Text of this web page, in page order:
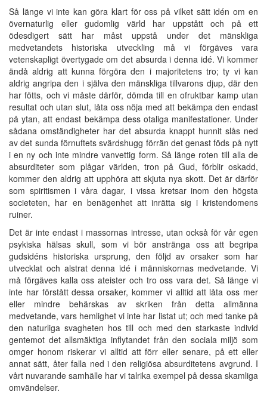
Så länge vi inte kan göra klart för oss på vilket sätt idén om en
övernaturlig eller gudomlig värld har uppstått och på ett
ödesdigert sätt har måst uppstå under det mänskliga
medvetandets historiska utveckling må vi förgäves vara
vetenskapligt övertygade om det absurda i denna idé. Vi kommer
ändå aldrig att kunna förgöra den i majoritetens tro; ty vi kan
aldrig angripa den i själva den mänskliga tillvarons djup, där den
har fötts, och vi måste därför, dömda till en ofruktbar kamp utan
resultat och utan slut, låta oss nöja med att bekämpa den endast
på ytan, att endast bekämpa dess otaliga manifestationer. Under
sådana omständigheter har det absurda knappt hunnit slås ned
av det sunda förnuftets svärdshugg förrän det genast föds på nytt
i en ny och inte mindre vanvettig form. Så länge roten till alla de
absurditeter som plågar världen, tron på Gud, förblir oskadd,
kommer den aldrig att upphöra att skjuta nya skott. Det är därför
som spiritismen i våra dagar, i vissa kretsar inom den högsta
societeten, har en benägenhet att inrätta sig i kristendomens
ruiner.
Det är inte endast i massornas intresse, utan också för vår egen
psykiska hälsas skull, som vi bör anstränga oss att begripa
gudsidéns historiska ursprung, den följd av orsaker som har
utvecklat och alstrat denna idé i människornas medvetande. Vi
må förgäves kalla oss ateister och tro oss vara det. Så länge vi
inte har förstått dessa orsaker, kommer vi alltid att låta oss mer
eller mindre behärskas av skriken från detta allmänna
medvetande, vars hemlighet vi inte har listat ut; och med tanke på
den naturliga svagheten hos till och med den starkaste individ
gentemot det allsmäktiga inflytandet från den sociala miljö som
omger honom riskerar vi alltid att förr eller senare, på ett eller
annat sätt, åter falla ned i den religiösa absurditetens avgrund. I
vårt nuvarande samhälle har vi talrika exempel på dessa skamliga
omvändelser.